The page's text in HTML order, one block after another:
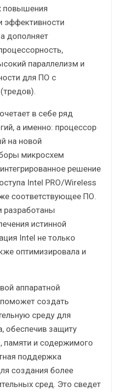
повышения
эффективности
дополняет
параллелизм и
для ПО с
в себе ряд
а именно: процессор
на новой
микросхем
решение
Intel PRO/Wireless
соответствующее ПО.
разработаны
истинной
Intel не только
оптимизировала и
аппаратной
поможет создать
среду для
обеспечив защиту
памяти и содержимого
поддержка
создания более
сред. Это сведет